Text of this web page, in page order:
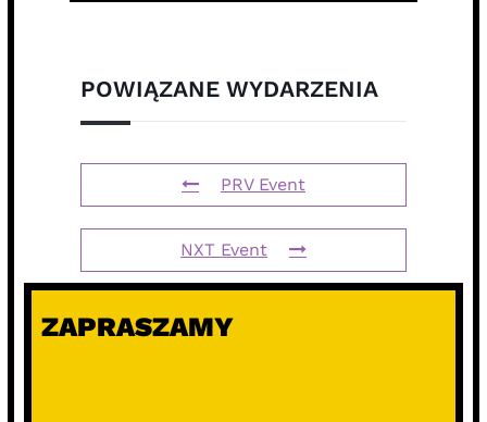
POWIĄZANE WYDARZENIA
PRV Event
NXT Event
ZAPRASZAMY